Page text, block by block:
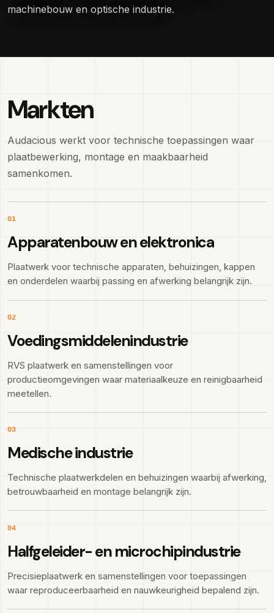
machinebouw en optische industrie.
Markten
Audacious werkt voor technische toepassingen waar
plaatbewerking, montage en maakbaarheid
samenkomen.
01
Apparatenbouw en elektronica
Plaatwerk voor technische apparaten, behuizingen, kappen
en onderdelen waarbij passing en afwerking belangrijk zijn.
02
Voedingsmiddelenindustrie
RVS plaatwerk en samenstellingen voor
productieomgevingen waar materiaalkeuze en reinigbaarheid
meetellen.
03
Medische industrie
Technische plaatwerkdelen en behuizingen waarbij afwerking,
betrouwbaarheid en montage belangrijk zijn.
04
Halfgeleider- en microchipindustrie
Precisieplaatwerk en samenstellingen voor toepassingen
waar reproduceerbaarheid en nauwkeurigheid bepalend zijn.